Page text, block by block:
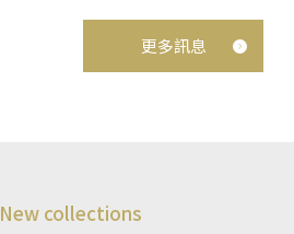
更多訊息
New collections